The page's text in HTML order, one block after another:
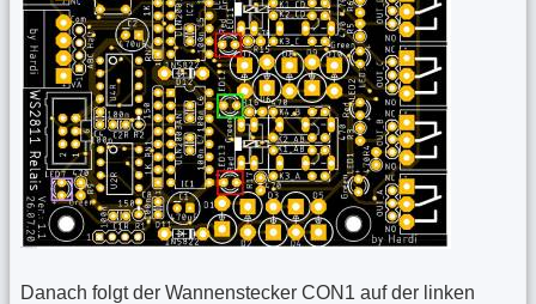
Danach folgt der Wannenstecker CON1 auf der linken